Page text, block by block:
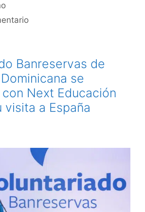
Banreservas de
se
Next Educación
visita a España